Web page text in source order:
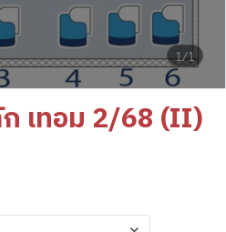
1/1
เทอม 2/68 (II)